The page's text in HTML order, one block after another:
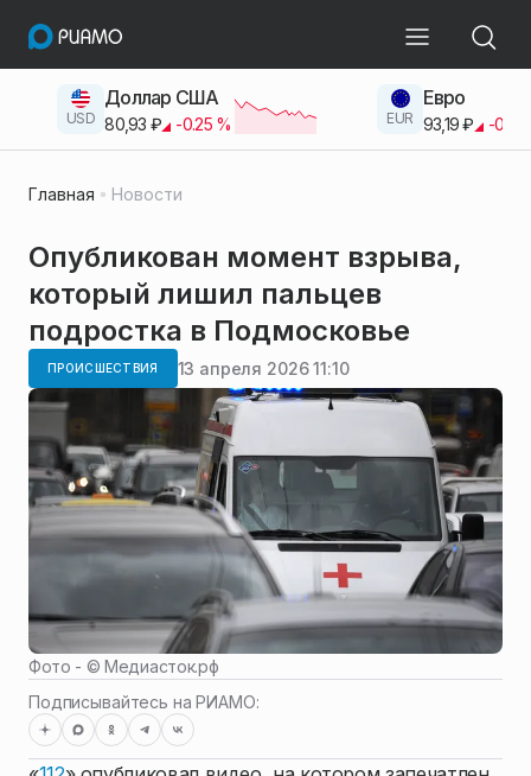
USD
Доллар США
80,93 ₽ -0.25% EUR
Евро
93,19 ₽ -0.42
Главная Новости
Опубликован момент взрыва,
который лишил пальцев
подростка в Подмосковье
ПРОИСШЕСТВИЯ 13 апреля 2026 11:10
Фото - ©Медиасток.рф
Подписывайтесь на РИАМО: